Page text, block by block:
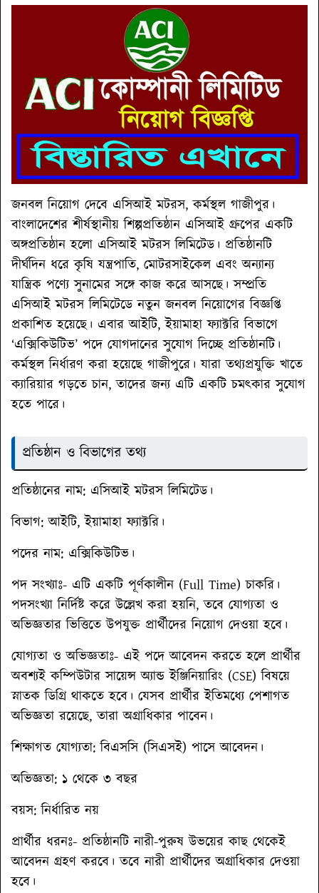
জনবল নিয়োগ দেবে এসিআই মটরস, কর্মস্থল গাজীপুর।
বাংলাদেশের শীর্ষস্থানীয় শিল্পপ্রতিষ্ঠান এসিআই গ্রুপের একটি
অঙ্গপ্রতিষ্ঠান হলো এসিআই মটরস লিমিটেড। প্রতিষ্ঠানটি
দীর্ঘদিন ধরে কৃষি যন্ত্রপাতি, মোটরসাইকেল এবং অন্যান্য
যান্ত্রিক পণ্যে সুনামের সঙ্গে কাজ করে আসছে। সম্প্রতি
এসিআই মটরস লিমিটেডে নতুন জনবল নিয়োগের বিজ্ঞপ্তি
প্রকাশিত হয়েছে। এবার আইটি, ইয়ামাহা ফ্যাক্টরি বিভাগে
‘এক্সিকিউটিভ’ পদে যোগদানের সুযোগ দিচ্ছে প্রতিষ্ঠানটি।
কর্মস্থল নির্ধারণ করা হয়েছে গাজীপুরে। যারা তথ্যপ্রযুক্তি খাতে
ক্যারিয়ার গড়তে চান, তাদের জন্য এটি একটি চমৎকার সুযোগ
হতে পারে।
প্রতিষ্ঠান ও বিভাগের তথ্য
প্রতিষ্ঠানের নাম: এসিআই মটরস লিমিটেড।
বিভাগ: আইটি, ইয়ামাহা ফ্যাক্টরি।
পদের নাম: এক্সিকিউটিভ।
পদ সংখ্যাঃ- এটি একটি পূর্ণকালীন (Full Time) চাকরি।
পদসংখ্যা নির্দিষ্ট করে উল্লেখ করা হয়নি, তবে যোগ্যতা ও
অভিজ্ঞতার ভিত্তিতে উপযুক্ত প্রার্থীদের নিয়োগ দেওয়া হবে।
যোগ্যতা ও অভিজ্ঞতাঃ- এই পদে আবেদন করতে হলে প্রার্থীর
অবশ্যই কম্পিউটার সায়েন্স অ্যান্ড ইঞ্জিনিয়ারিং (CSE) বিষয়ে
স্নাতক ডিগ্রি থাকতে হবে। যেসব প্রার্থীর ইতিমধ্যে পেশাগত
অভিজ্ঞতা রয়েছে, তারা অগ্রাধিকার পাবেন।
শিক্ষাগত যোগ্যতা:বিএসসি (সিএসই) পাসে আবেদন।
অভিজ্ঞতা: ১ থেকে ৩ বছর
বয়স:নির্ধারিত নয়
প্রার্থীর ধরনঃ- প্রতিষ্ঠানটি নারী-পুরুষ উভয়ের কাছ থেকেই
আবেদন গ্রহণ করবে। তবে নারী প্রার্থীদের অগ্রাধিকার দেওয়া
হবে।